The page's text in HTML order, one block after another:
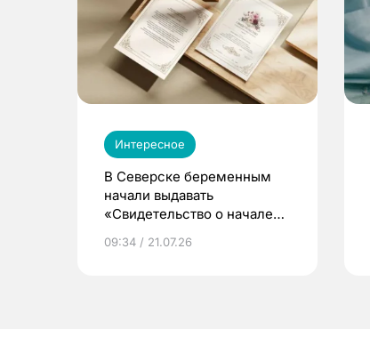
Интересное
В Северске беременным
начали выдавать
«Свидетельство о начале
09:34 / 21.07.26